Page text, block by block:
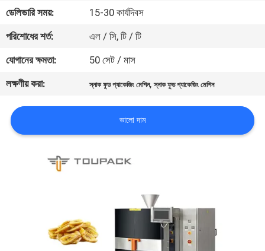
আমাদের
সাথে
যোগাযোগ
করুন
খবর
ডেলিভারি সময়:
15-30 কার্যদিবস
পরিশোধের শর্ত:
এল / সি, টি / টি
যোগানের ক্ষমতা:
50 সেট / মাস
লক্ষণীয় করা:
স্নাক ফুড প্যাকেজিং মেশিন,স্নাক ফুড প্যাকেজিং মেশিন
ভালো দাম